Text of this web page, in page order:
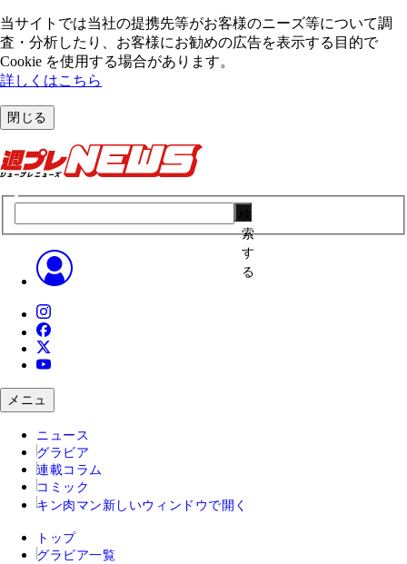
当サイトでは当社の提携先等がお客様のニーズ等について調
査・分析したり、お客様にお勧めの広告を表⽰する⽬的で
Cookie を使⽤する場合があります。
詳しくはこちら
閉じる
索
す
る
メニュ
ニュース
グラビア
連載コラム
コミック
キン肉マン 新しいウィンドウで開く
トップ
グラビア一覧